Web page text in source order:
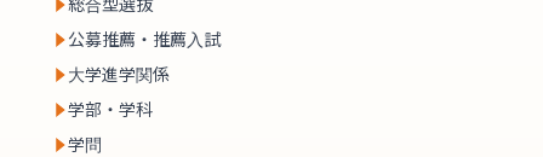
公募推薦・推薦入試
大学進学関係
学部・学科
学問